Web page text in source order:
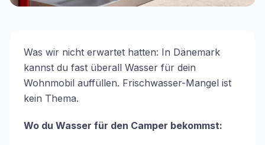
Was wir nicht erwartet hatten: In Dänemark
kannst du fast überall Wasser für dein
Wohnmobil auffüllen. Frischwasser-Mangel ist
kein Thema.
Wo du Wasser für den Camper bekommst: